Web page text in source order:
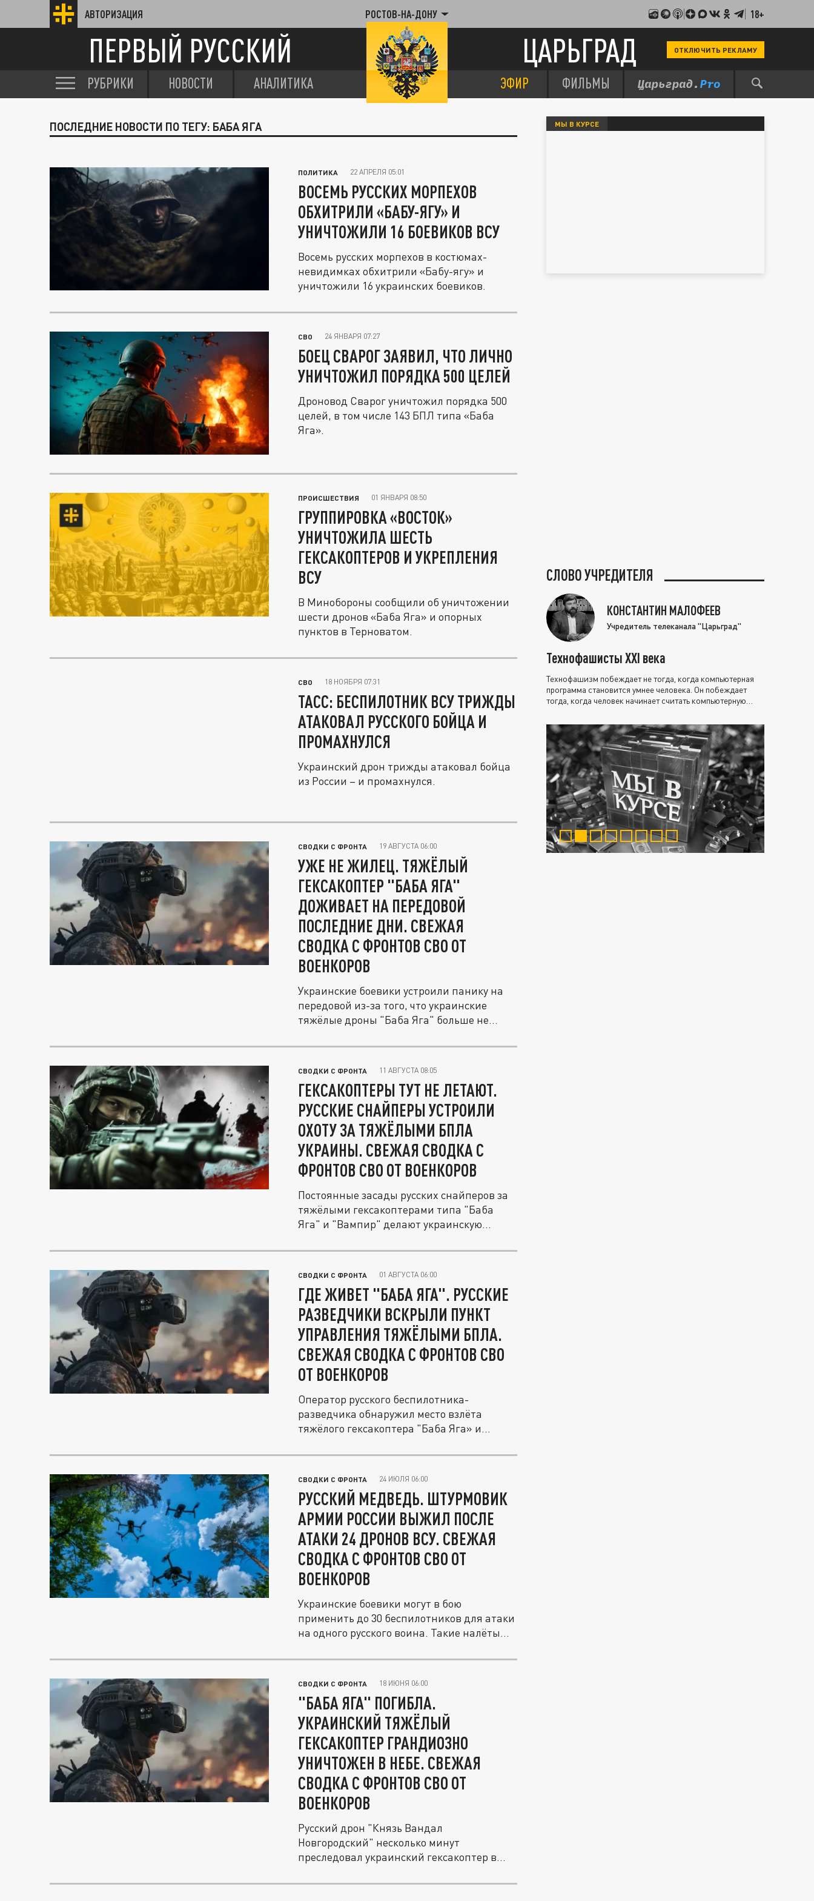
АВТОРИЗАЦИЯ РОСТОВ-НА-ДОНУ 18+
ПЕРВЫЙ РУССКИЙ ЦАРЬГРАД ОТКЛЮЧИТЬ РЕКЛАМУ
РУБРИКИ НОВОСТИ АНАЛИТИКА ЭФИР ФИЛЬМЫ
ПОСЛЕДНИЕ НОВОСТИ ПО ТЕГУ: БАБА ЯГА
ПОЛИТИКА 22 АПРЕЛЯ 05:01
ВОСЕМЬ РУССКИХ МОРПЕХОВ
ОБХИТРИЛИ «БАБУ-ЯГУ» И
УНИЧТОЖИЛИ 16 БОЕВИКОВ ВСУ
Восемь русских морпехов в костюмах-
невидимках обхитрили «Бабу-ягу» и
уничтожили 16 украинских боевиков.
СВО 24 ЯНВАРЯ 07:27
БОЕЦ СВАРОГ ЗАЯВИЛ, ЧТО ЛИЧНО
УНИЧТОЖИЛ ПОРЯДКА 500 ЦЕЛЕЙ
Дроновод Сварог уничтожил порядка 500
целей, в том числе 143 БПЛ типа «Баба
Яга».
ПРОИСШЕСТВИЯ 01 ЯНВАРЯ 08:50
ГРУППИРОВКА «ВОСТОК»
УНИЧТОЖИЛА ШЕСТЬ
ГЕКСАКОПТЕРОВ И УКРЕПЛЕНИЯ
ВСУ
В Минобороны сообщили об уничтожении
шести дронов «Баба Яга» и опорных
пунктов в Терноватом.
СВО 18 НОЯБРЯ 07:31
ТАСС: БЕСПИЛОТНИК ВСУ ТРИЖДЫ
АТАКОВАЛ РУССКОГО БОЙЦА И
ПРОМАХНУЛСЯ
Украинский дрон трижды атаковал бойца
из России – и промахнулся.
СВОДКИ С ФРОНТА 19 АВГУСТА 06:00
УЖЕ НЕ ЖИЛЕЦ. ТЯЖЁЛЫЙ
ГЕКСАКОПТЕР "БАБА ЯГА"
ДОЖИВАЕТ НА ПЕРЕДОВОЙ
ПОСЛЕДНИЕ ДНИ. СВЕЖАЯ
СВОДКА С ФРОНТОВ СВО ОТ
ВОЕНКОРОВ
Украинские боевики устроили панику на
передовой из-за того, что украинские
тяжёлые дроны "Баба Яга" больше не...
СВОДКИ С ФРОНТА 11 АВГУСТА 08:05
ГЕКСАКОПТЕРЫ ТУТ НЕ ЛЕТАЮТ.
РУССКИЕ СНАЙПЕРЫ УСТРОИЛИ
ОХОТУ ЗА ТЯЖЁЛЫМИ БПЛА
УКРАИНЫ. СВЕЖАЯ СВОДКА С
ФРОНТОВ СВО ОТ ВОЕНКОРОВ
Постоянные засады русских снайперов за
тяжёлыми гексакоптерами типа "Баба
Яга" и "Вампир" делают украинскую...
СВОДКИ С ФРОНТА 01 АВГУСТА 06:00
ГДЕ ЖИВЕТ "БАБА ЯГА". РУССКИЕ
РАЗВЕДЧИКИ ВСКРЫЛИ ПУНКТ
УПРАВЛЕНИЯ ТЯЖЁЛЫМИ БПЛА.
СВЕЖАЯ СВОДКА С ФРОНТОВ СВО
ОТ ВОЕНКОРОВ
Оператор русского беспилотника-
разведчика обнаружил место взлёта
тяжёлого гексакоптера "Баба Яга» и
СВОДКИ С ФРОНТА 24 ИЮЛЯ 06:00
РУССКИЙ МЕДВЕДЬ. ШТУРМОВИК
АРМИИ РОССИИ ВЫЖИЛ ПОСЛЕ
АТАКИ 24 ДРОНОВ ВСУ. СВЕЖАЯ
СВОДКА С ФРОНТОВ СВО ОТ
ВОЕНКОРОВ
Украинские боевики могут в бою
применить до 30 беспилотников для атаки
на одного русского воина. Такие налёты...
СВОДКИ С ФРОНТА 18 ИЮНЯ 06:00
"БАБА ЯГА" ПОГИБЛА.
УКРАИНСКИЙ ТЯЖЁЛЫЙ
ГЕКСАКОПТЕР ГРАНДИОЗНО
УНИЧТОЖЕН В НЕБЕ. СВЕЖАЯ
СВОДКА С ФРОНТОВ СВО ОТ
ВОЕНКОРОВ
Русский дрон "Князь Вандал
Новгородский" несколько минут
преследовал украинский гексакоптер в
МЫ В КУРСЕ
СЛОВО УЧРЕДИТЕЛЯ
КОНСТАНТИН МАЛОФЕЕВ
Учредитель телеканала "Царьград"
Технофашисты XXI века
Технофашизм побеждает не тогда, когда компьютерная
программа становится умнее человека. Он побеждает
тогда, когда человек начинает считать компьютерную